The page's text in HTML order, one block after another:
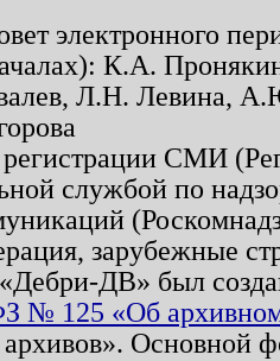
электронного
К.А.
Л.Н. Левина,
регистрации СМИ
службой по
зарубежные
ДВ» был
№ 125 «Об
Основной